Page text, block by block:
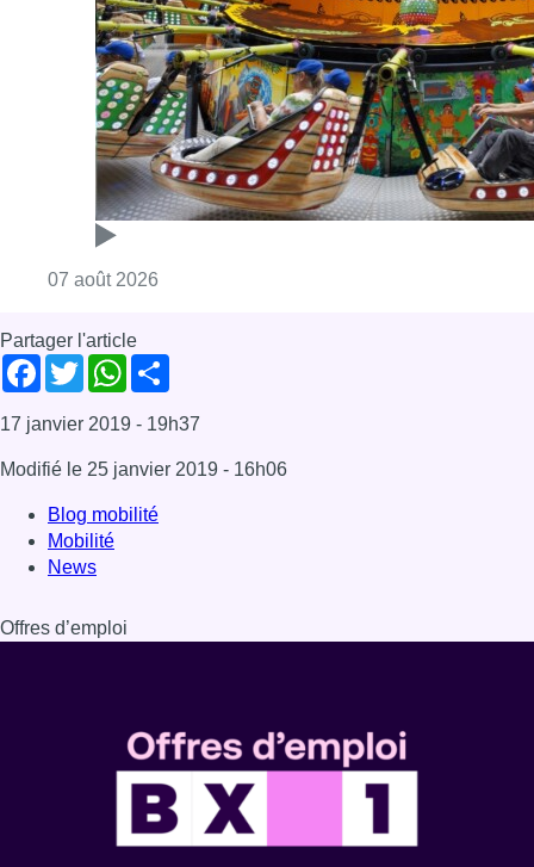
07 août 2026
Partager l'article
Facebook
TwitterWhatsApp
17 janvier 2019 - 19h37
Modifié le 25 janvier 2019 - 16h06
Blog mobilité
Mobilité
News
Offres d’emploi